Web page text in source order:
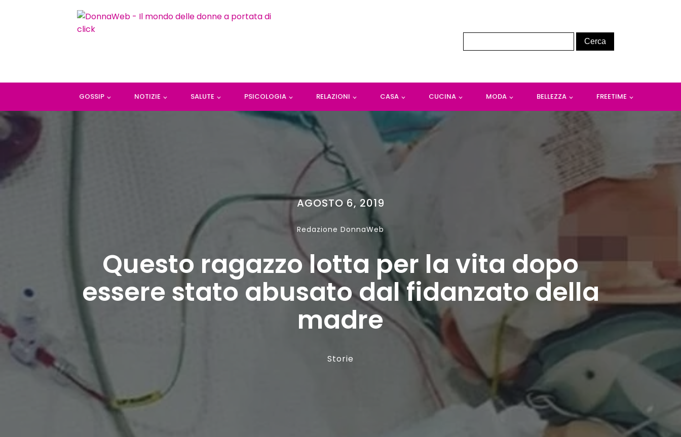
GOSSIP NOTIZIE SALUTE PSICOLOGIA RELAZIONI CASA CUCINA MODA BELLEZZA FREETIME
AGOSTO 6, 2019
Redazione DonnaWeb
Questo ragazzo lotta per la vita dopo
essere stato abusato dal fidanzato della
madre
Storie